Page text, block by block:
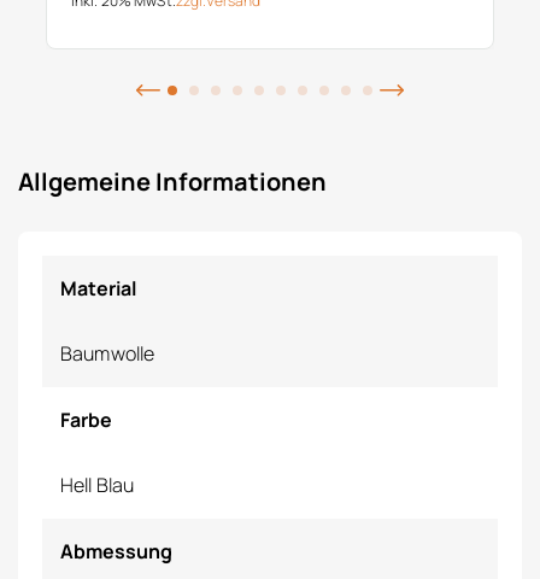
Allgemeine Informationen
Material
Baumwolle
Farbe
Hell Blau
Abmessung